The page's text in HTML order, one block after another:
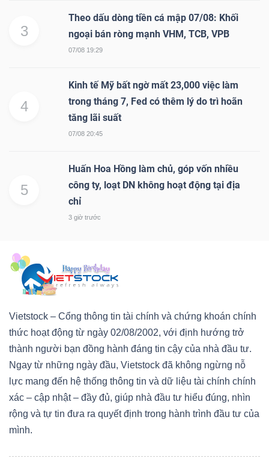
3
Theo dấu dòng tiền cá mập 07/08: Khối
ngoại bán ròng mạnh VHM, TCB, VPB
07/08 19:29
4
Kinh tế Mỹ bất ngờ mất 23,000 việc làm
trong tháng 7, Fed có thêm lý do trì hoãn
tăng lãi suất
07/08 20:45
5
Huấn Hoa Hồng làm chủ, góp vốn nhiều
công ty, loạt DN không hoạt động tại địa
chỉ
3 giờ trước
Vietstock – Cổng thông tin tài chính và chứng khoán chính
thức hoạt động từ ngày 02/08/2002, với định hướng trở
thành người bạn đồng hành đáng tin cậy của nhà đầu tư.
Ngay từ những ngày đầu, Vietstock đã không ngừng nỗ
lực mang đến hệ thống thông tin và dữ liệu tài chính chính
xác – cập nhật – đầy đủ, giúp nhà đầu tư hiểu đúng, nhìn
rộng và tự tin đưa ra quyết định trong hành trình đầu tư của
mình.